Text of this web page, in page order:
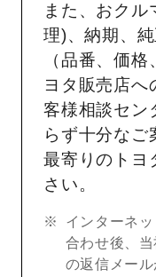
また、おクル
理)、納期、
（品番、価
ヨタ販売店へ
客様相談セン
らず十分なご
最寄りのトヨ
さい。
インターネ
合わせ後、
の返信メー